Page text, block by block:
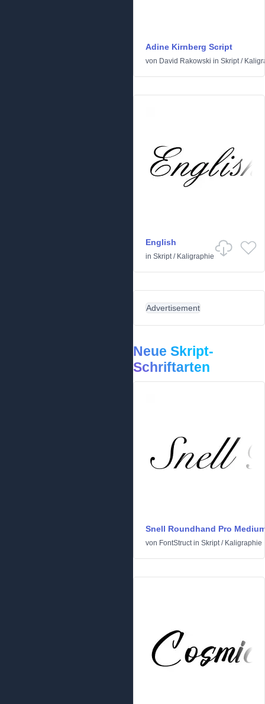
Adine Kirnberg Script
von David Rakowski in Skript/
English
in Skript/ Kaligraphie
Advertisement
Neue Skript-
Schriftarten
Snell Roundhand Pro
von FontStructin Skript/ Kaligraphie